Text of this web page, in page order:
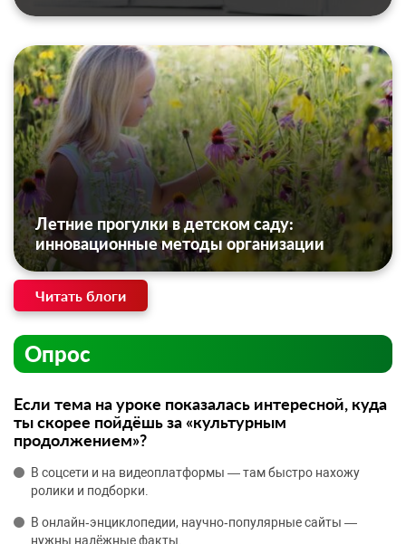
Летние прогулки в детском саду:
инновационные методы организации
Читать блоги
Опрос
Если тема на уроке показалась интересной, куда
ты скорее пойдёшь за «культурным
продолжением»?
В соцсети и на видеоплатформы — там быстро нахожу
ролики и подборки.
В онлайн‑энциклопедии, научно‑популярные сайты —
нужны надёжные факты.